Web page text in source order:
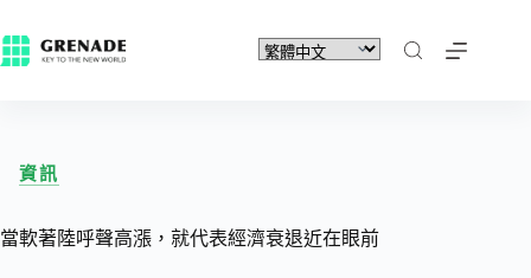
資訊
當軟著陸呼聲高漲，就代表經濟衰退近在眼前